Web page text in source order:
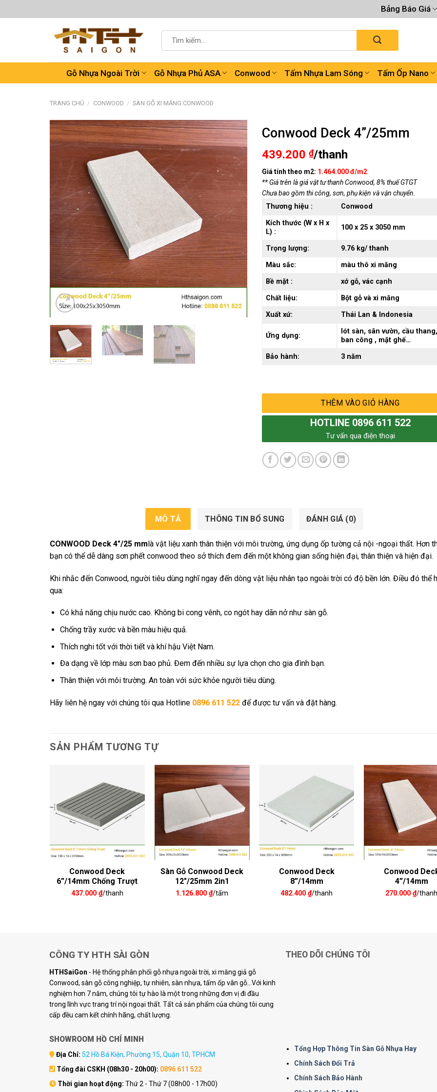
đến
Bảng Báo Giá
kiếm:
Gỗ Nhựa Ngoài Trời Gỗ Nhựa Phủ ASA Conwood Tấm Nhựa Lam Sóng Tấm Ốp Nano
TRANG CHỦ / CONWOOD / SÀN GỖ XI MĂNG CONWOOD
Conwood Deck 4”/25mm
439.200 ₫/thanh
Giá tính theo m2: 1.464.000 đ/m2
** Giá trên là giá vật tư thanh Conwood, 8% thuế GTGT
Chưa bao gồm thi công, sơn, phụ kiện và vận chuyển.
Thương hiệu :
Conwood
Kích thước (W x H x
L) :
100 x 25 x 3050 mm
Trọng lượng:
9.76 kg/ thanh
Màu sắc:
màu thô xi măng
Bề mặt :
xớ gỗ, vác cạnh
Chất liệu:
Bột gỗ và xi măng
Xuất xứ:
Thái Lan & Indonesia
Ứng dụng:
lót sàn, sân vườn, cầu thang,
ban công , mặt ghế…
Bảo hành:
3 năm
THÊM VÀO GIỎ HÀNG
HOTLINE 0896 611 522
Tư vấn qua điện thoại
MÔ TẢ THÔNG TIN BỔ SUNG ĐÁNH GIÁ (0)
CONWOOD Deck 4″/25 mmlà vật liệu xanh thân thiện với môi trường, ứng dụng ốp tường cả nội -ngoại thất. Hơn
bạn có thể dễ dàng sơn phết conwood theo sở thích đem đến một không gian sống hiện đại, thân thiện và hiện đại.
Khi nhắc đến Conwood, người tiêu dùng nghĩ ngay đến dòng vật liệu nhân tạo ngoài trời có độ bền lớn. Điều đó thể
qua:
Có khả năng chịu nước cao. Không bi cong vênh, co ngót hay dãn nở như sàn gỗ.
Chống trầy xước và bền màu hiệu quả.
Thích nghi tốt với thời tiết và khí hậu Việt Nam.
Đa dạng về lớp màu sơn bao phủ. Đem đến nhiều sự lựa chọn cho gia đình bạn.
Thân thiện với môi trường. An toàn với sức khỏe người tiêu dùng.
Hãy liên hệ ngay với chúng tôi qua Hotline 0896 611 522 để được tư vấn và đặt hàng.
SẢN PHẨM TƯƠNG TỰ
Conwood Deck
6”/14mm Chống Trượt
437.000 ₫/thanh
Sàn Gỗ Conwood Deck
12″/25mm 2in1
1.126.800₫/tấm
Conwood Deck
8”/14mm
482.400₫/thanh
Conwood
4”/14mm
270.000₫/
CÔNG TY HTH SÀI GÒN
HTHSaiGon - Hệ thống phân phối gỗ nhựa ngoài trời, xi măng giả gỗ
Conwood, sàn gỗ công nghiệp, tự nhiên, sàn nhựa, tấm ốp vân gỗ...Với kinh
nghiệm hơn 7 năm, chúng tôi tự hào là một trong những đơn vị đi đầu
trong lĩnh vực trang trí nội ngoại thất. Tất cả sản phẩm của chúng tôi cung
cấp đều cam kết chính hãng, chất lượng.
SHOWROOM HỒ CHÍ MINH
Địa Chỉ: 52 Hồ Bá Kiện, Phường 15, Quận 10, TPHCM
Tổng đài CSKH (08h30 - 20h00): 0896 611 522
Thời gian hoạt động: Thứ 2 - Thứ 7 (08h00 - 17h00)
THEO DÕI CHÚNG TÔI
Tổng Hợp Thông Tin Sàn Gỗ Nhựa Hay
Chính Sách Đổi Trả
Chính Sách Bảo Hành